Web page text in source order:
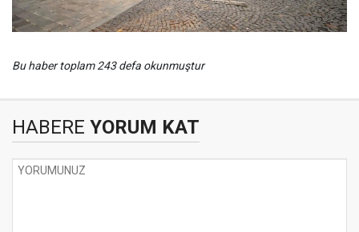
Bu haber toplam 243 defa okunmuştur
HABERE YORUM KAT